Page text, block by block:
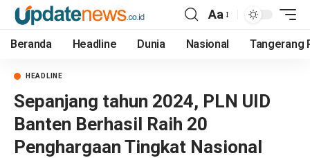
Aa
Beranda Headline Dunia Nasional Tangerang
HEADLINE
Sepanjang tahun 2024, PLN UID
Banten Berhasil Raih 20
Penghargaan Tingkat Nasional